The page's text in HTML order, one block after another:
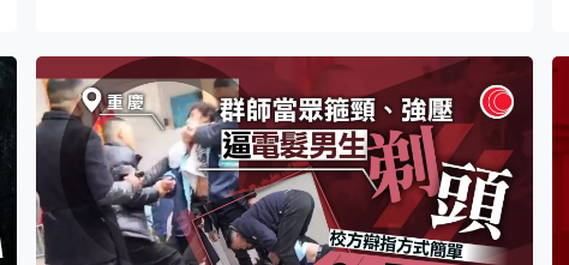
些斷頸椎喪命。 鯊魚夾當場撞碎 事主嚇呆誤當玻璃 女事
主Ella Carter在TikTok上拍片分享，指自己上月不幸遭遇
上車禍，竟因為頭上鯊魚夾導致傷勢嚴重。她在影片中表
示當時乘在車上，結果被後方一輛車追撞，「就在同時，
我感覺到頭髮裡似乎有甚麼東西碎了，我當時真的嚇傻，
以為是玻璃」，後來就感覺頭部劇痛，頭髮也全都散開，
才發現鯊魚夾被撞碎。 雖然夾子碎片沒有刺穿皮膚或頭